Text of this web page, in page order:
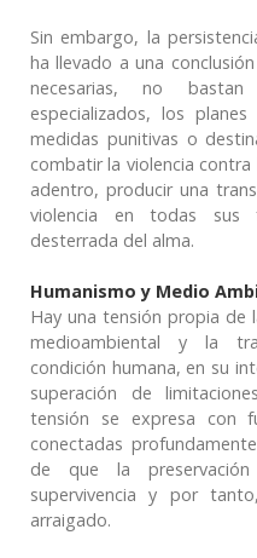
Sin embargo, la
ha llevado a una
necesarias, no
especializados, los
medidas punitivas o
combatir la violencia
adentro, producir una
violencia en todas sus
desterrada del alma.
Humanismo y Medio
Hay una tensión propia de
medioambiental y la
condición humana, en su
superación de
tensión se expresa con
conectadas
de que la
supervivencia y por
arraigado.